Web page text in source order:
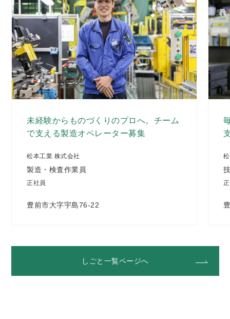
未経験からものづくりのプロへ。チーム
で支える製造オペレーター募集
松本工業 株式会社
製造・検査作業員
正社員
豊前市大字宇島76-22
しごと一覧ページへ